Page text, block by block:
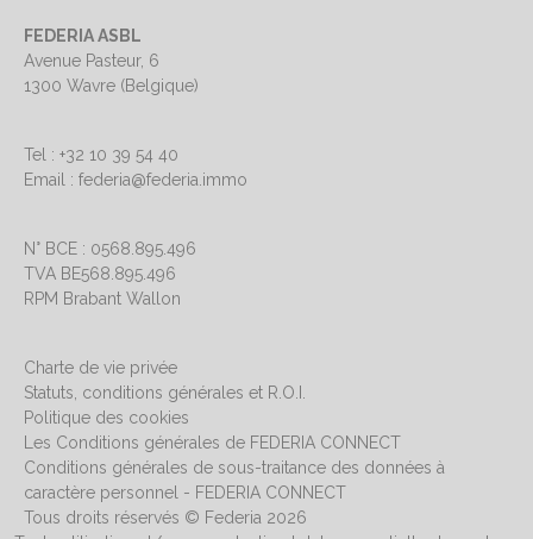
FEDERIA ASBL
Avenue Pasteur, 6
1300 Wavre (Belgique)
Tel : +32 10 39 54 40
Email : federia@federia.immo
N° BCE : 0568.895.496
TVA BE568.895.496
RPM Brabant Wallon
Charte de vie privée
Statuts, conditions générales et R.O.I.
Politique des cookies
Les Conditions générales de FEDERIA CONNECT
Conditions générales de sous-traitance des données à
caractère personnel - FEDERIA CONNECT
Tous droits réservés © Federia 2026